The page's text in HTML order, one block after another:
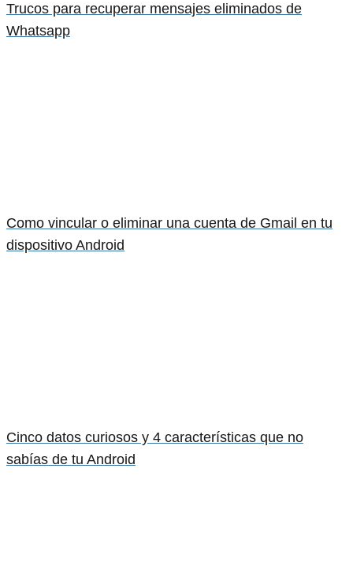
Trucos para recuperar mensajes eliminados de
Whatsapp
Como vincular o eliminar una cuenta de Gmail en tu
dispositivo Android
Cinco datos curiosos y 4 características que no
sabías de tu Android